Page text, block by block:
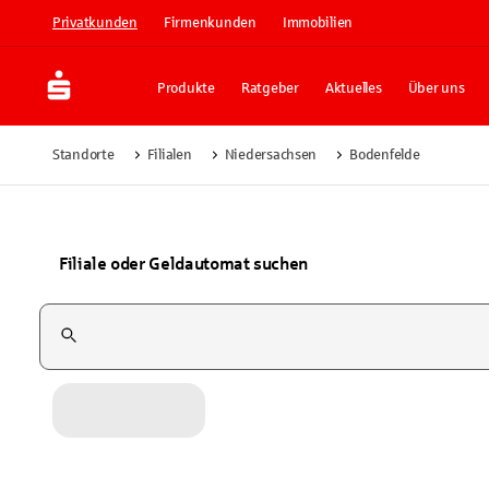
Privatkunden Firmenkunden Immobilien
Produkte Ratgeber Aktuelles Über uns
Standorte Filialen Niedersachsen Bodenfelde
Filiale oder Geldautomat suchen
Suchfeld